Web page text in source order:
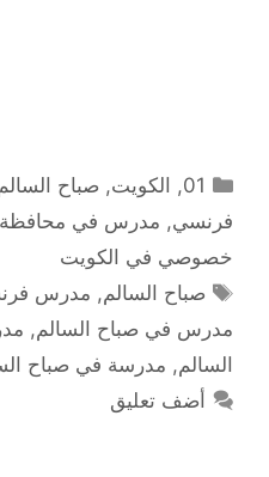
التصنيفات
01
, الكويت, صباح
فرنسي, مدرس في محافظة
خصوصي في الكويت
الوسوم
صباح السالم, مدرس
مدرس في صباح السالم,
السالم, مدرسة في صباح
أضف تعليق